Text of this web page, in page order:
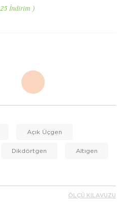
25 İndirim
Açık Üçgen
Dikdörtgen Altıgen
ÖLÇÜ KILAVUZU